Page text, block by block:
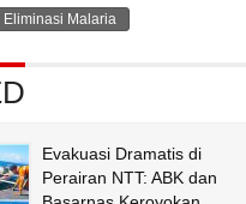
Malaria
Evakuasi Dramatis di
Perairan NTT: ABK dan